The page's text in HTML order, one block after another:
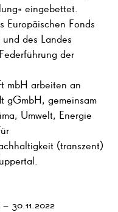
eingebettet.
Europäischen Fonds
des Landes
der
mbH arbeiten an
gGmbH, gemeinsam
Umwelt, Energie
(transzent)
30.11.2022